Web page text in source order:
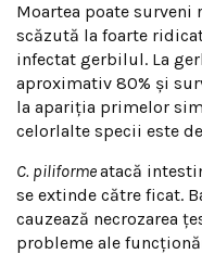
Moartea poate
scăzută la foarte
infectat gerbilul. La
aproximativ 80% și
la apariția primelor
celorlalte specii este
C. piliformeatacă
se extinde către ficat.
cauzează necrozarea
probleme ale